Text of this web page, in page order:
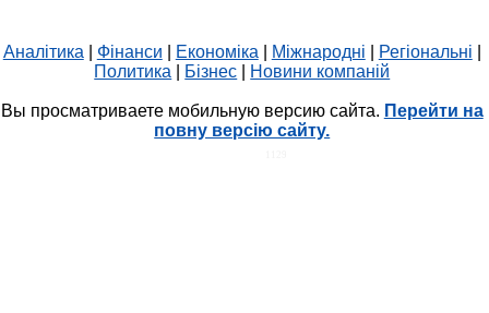
Аналітика Фінанси Економіка Міжнародні Регіональні
Политика
Бізнес Новини компаній
Вы просматриваете мобильную версию сайта. Перейти на
повну версію сайту.